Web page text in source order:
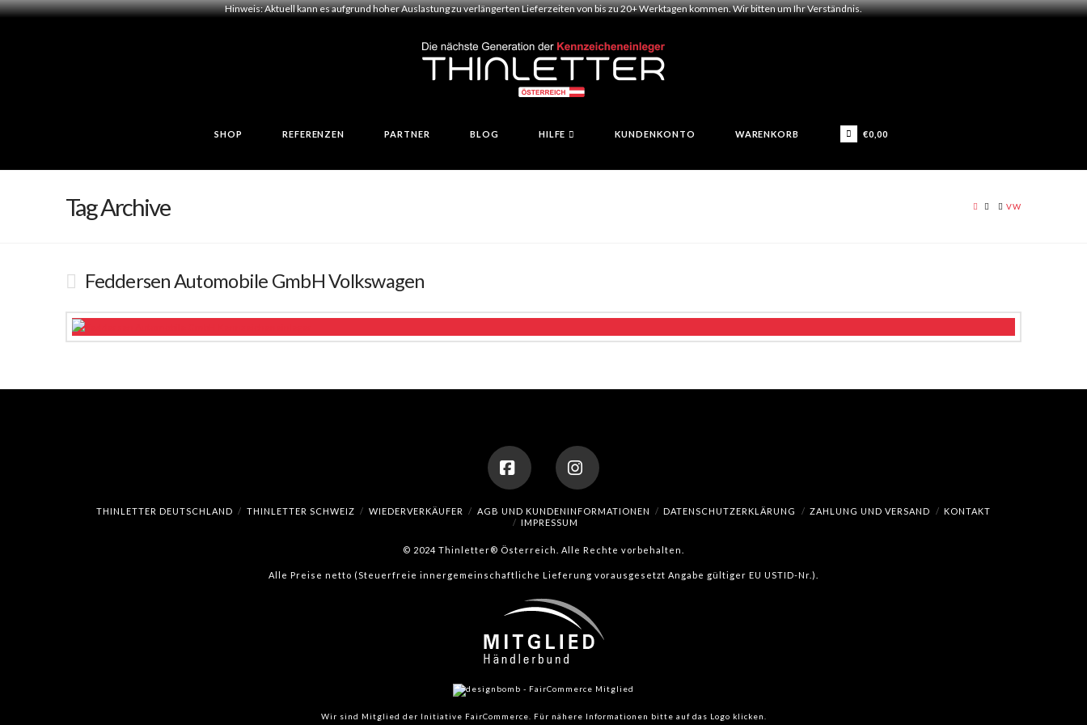
Hinweis: Aktuell kann es aufgrund hoher Auslastung zu verlängerten Lieferzeiten von bis zu 20+ Werktagen kommen. Wir bitten um Ihr Verständnis.
SHOP REFERENZEN PARTNER BLOG HILFE KUNDENKONTO WARENKORB €0,00
Tag Archive HOME VW
Feddersen Automobile GmbH Volkswagen
FacebookInstagram
THINLETTER DEUTSCHLAND THINLETTER SCHWEIZ WIEDERVERKÄUFER AGB UND KUNDENINFORMATIONEN DATENSCHUTZERKLÄRUNG ZAHLUNG UND VERSAND
KONTAKT
IMPRESSUM
© 2024 Thinletter® Österreich. Alle Rechte vorbehalten.
Alle Preise netto (Steuerfreie innergemeinschaftliche Lieferung vorausgesetzt Angabe gültiger EU USTID-Nr.).
Wir sind Mitglied der Initiative FairCommerce. Für nähere Informationen bitte auf das Logo klicken.